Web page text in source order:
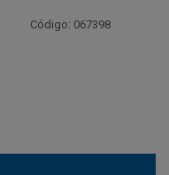
Código: 067398